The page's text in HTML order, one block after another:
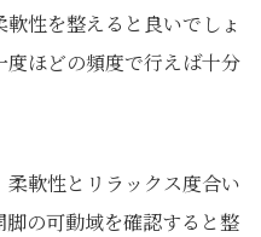
性を整えると良いでしょ
度ほどの頻度で行えば十分
軟性とリラックス度合い
の可動域を確認すると整